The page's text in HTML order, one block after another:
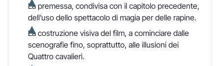
La premessa, condivisa con il capitolo precedente,
dell’uso dello spettacolo di magia per delle rapine.
La costruzione visiva del film, a cominciare dalle
scenografie fino, soprattutto, alle illusioni dei
Quattro cavalieri.